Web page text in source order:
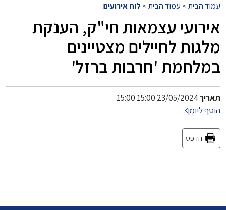
עמוד הבית> עמוד הבית> לוח אירועים
אירועי עצמאות חי"ק, הענקת
מלגות לחיילים מצטיינים
במלחמת 'חרבות ברזל'
תאריך23/05/2024 15:00 15:00
הוסף ליומן
הדפס